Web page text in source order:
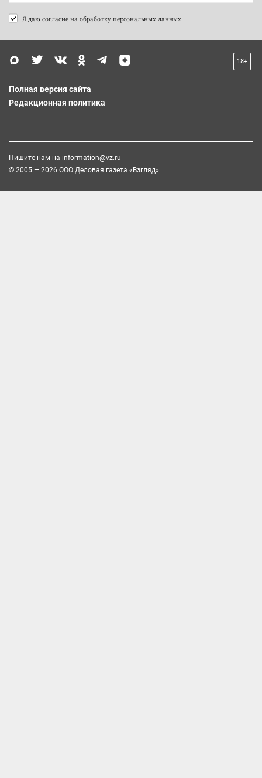
Я даю согласие на обработку персональных данных
18+
Полная версия сайта
Редакционная политика
Пишите нам на information@vz.ru
© 2005 — 2026 ООО Деловая газета «Взгляд»